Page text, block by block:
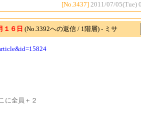
[No.3437] 2011/07/05(Tue)
６日 (No.3392への返信 / 1階層) - ミサ
に全員＋２